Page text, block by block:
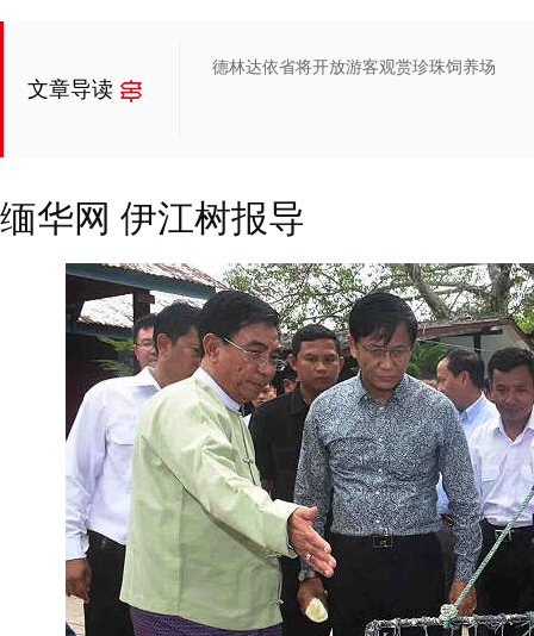
文章导读
德林达依省将开放游客观赏珍珠饲养场
缅华网 伊江树报导